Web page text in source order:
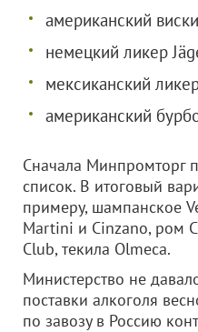
американский
немецкий ликер
мексиканский
американский
Сначала Минпромторг
список. В итоговый
примеру, шампанское
Martini и Cinzano, ром
Club, текила Olmeca.
Министерство не
поставки алкоголя
по завозу в Россию